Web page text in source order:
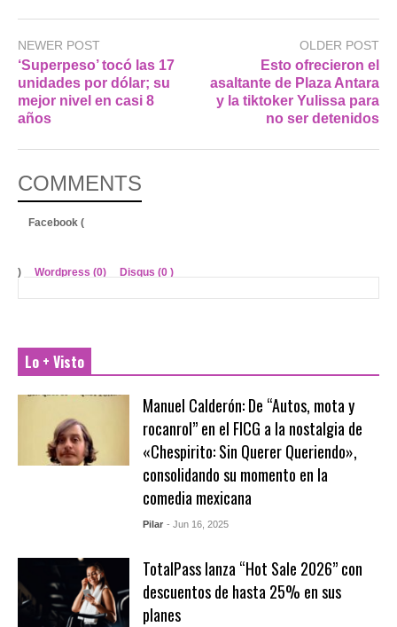
NEWER POST
‘Superpeso’ tocó las 17
unidades por dólar; su
mejor nivel en casi 8
años
OLDER POST
Esto ofrecieron el
asaltante de Plaza Antara
y la tiktoker Yulissa para
no ser detenidos
COMMENTS
Facebook (
) Wordpress (0) Disqus (0 )
Lo + Visto
Manuel Calderón: De “Autos, mota y
rocanrol” en el FICG a la nostalgia de
«Chespirito: Sin Querer Queriendo»,
consolidando su momento en la
comedia mexicana
Pilar - Jun 16, 2025
TotalPass lanza “Hot Sale 2026” con
descuentos de hasta 25% en sus
planes